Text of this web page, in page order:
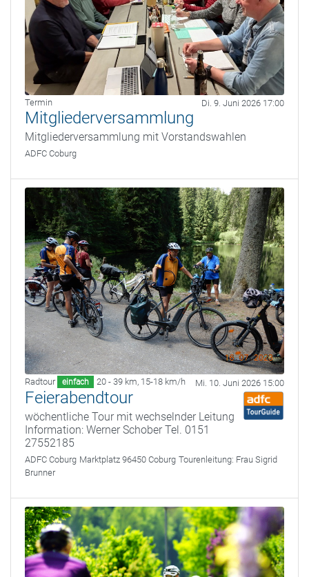
Termin Di. 9. Juni 2026 17:00
Mitgliederversammlung
Mitgliederversammlung mit Vorstandswahlen
ADFC Coburg
Radtour einfach 20 - 39 km, 15-18 km/h Mi. 10. Juni 2026 15:00
Feierabendtour
wöchentliche Tour mit wechselnder Leitung
Information: Werner Schober Tel. 0151
27552185
ADFC Coburg Marktplatz 96450 Coburg Tourenleitung: Frau Sigrid
Brunner